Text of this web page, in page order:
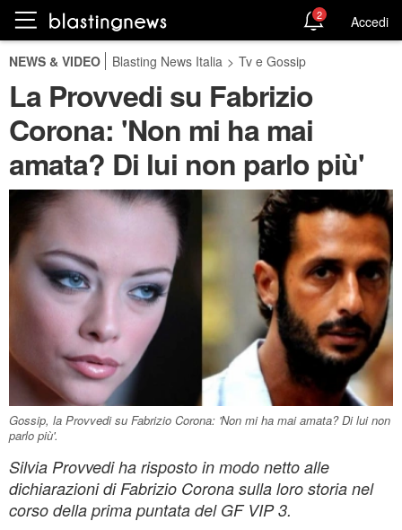
2 Accedi
NEWS & VIDEO Blasting News Italia > Tv e Gossip
La Provvedi su Fabrizio
Corona: 'Non mi ha mai
amata? Di lui non parlo più'
Gossip, la Provvedi su Fabrizio Corona: 'Non mi ha mai amata? Di lui non
parlo più'.
Silvia Provvedi ha risposto in modo netto alle
dichiarazioni di Fabrizio Corona sulla loro storia nel
corso della prima puntata del GF VIP 3.